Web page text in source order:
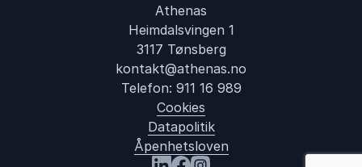
Athenas
Heimdalsvingen 1
3117 Tønsberg
kontakt@athenas.no
Telefon: 911 16 989
Cookies
Datapolitik
Åpenhetsloven